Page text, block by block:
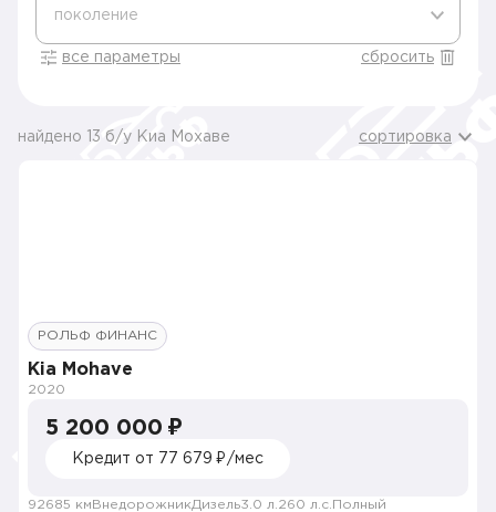
поколение
все параметры сбросить
найдено 13 б/у Киа Мохаве сортировка
РОЛЬФ ФИНАНС
Kia Mohave
2020
5 200 000 ₽
Кредит от 77 679 ₽/мес
92685 км ВнедорожникДизель3.0 л. 260 л.с. Полный